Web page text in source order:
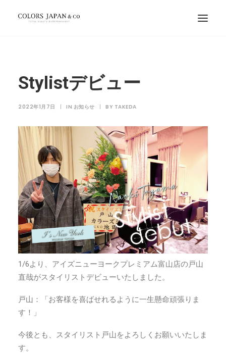
Stylistデビュー
2022年1月7日 | IN お知らせ | BY TAKEDA
1/6より、アイズニューヨークプレミアム富山店の戸山
直哉がスタイリストデビューいたしました。
戸山：「お客様を喜ばせれるように一生懸命頑張りま
す！」
今後とも、スタイリスト戸山をよろしくお願いいたしま
す。